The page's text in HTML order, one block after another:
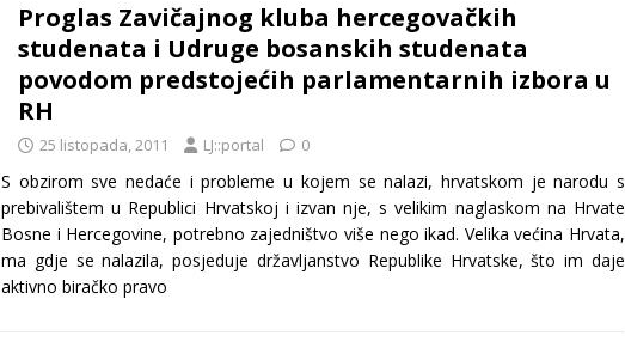
Proglas Zavičajnog kluba hercegovačkih
studenata i Udruge bosanskih studenata
povodom predstojećih parlamentarnih izbora u
RH
25 listopada, 2011 LJ::portal 0
S obzirom sve nedaće i probleme u kojem se nalazi, hrvatskom je narodu s
prebivalištem u Republici Hrvatskoj i izvan nje, s velikim naglaskom na Hrvate
Bosne i Hercegovine, potrebno zajedništvo više nego ikad. Velika većina Hrvata,
ma gdje se nalazila, posjeduje državljanstvo Republike Hrvatske, što im daje
aktivno biračko pravo